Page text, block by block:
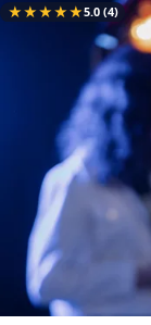
★★★★★5.0(4)